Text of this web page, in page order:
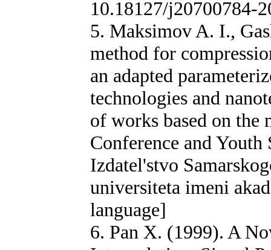
10.18127/j20700784-
5. Maksimov A. I.,
method for
an adapted
technologies and
of works based on
Conference and
Izdatel'stvo
universiteta imeni
language]
6. Pan X. (1999). A